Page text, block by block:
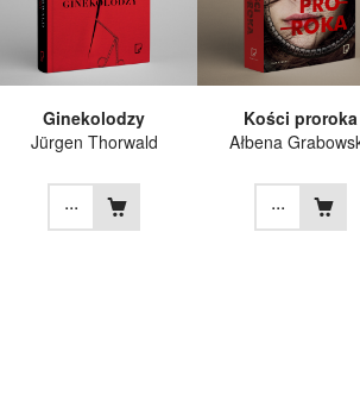
Ginekolodzy
Jürgen Thorwald
...
Kości proroka
Ałbena
...